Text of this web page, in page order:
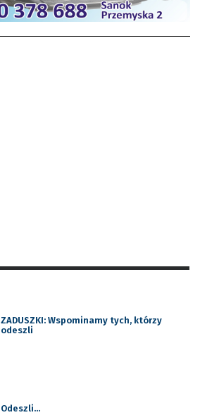
ZADUSZKI: Wspominamy tych, którzy
odeszli
Odeszli…